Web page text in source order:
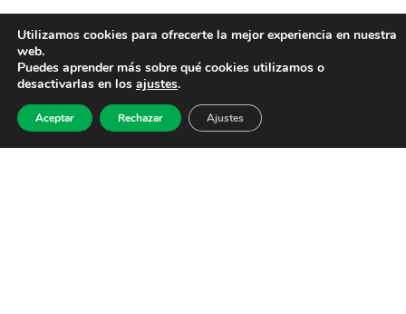
Utilizamos cookies para ofrecerte la mejor experiencia en nuestra
web.
Puedes aprender más sobre qué cookies utilizamos o
desactivarlas en los ajustes.
Aceptar Rechazar Ajustes